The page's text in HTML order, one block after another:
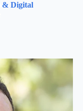
& Digital